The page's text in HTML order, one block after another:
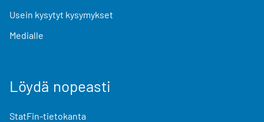
Usein kysytyt kysymykset
Medialle
Löydä nopeasti
StatFin-tietokanta